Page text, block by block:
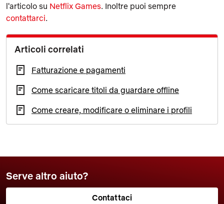
l'articolo su Netflix Games. Inoltre puoi sempre
contattarci.
Articoli correlati
Fatturazione e pagamenti
Come scaricare titoli da guardare offline
Come creare, modificare o eliminare i profili
Serve altro aiuto?
Contattaci